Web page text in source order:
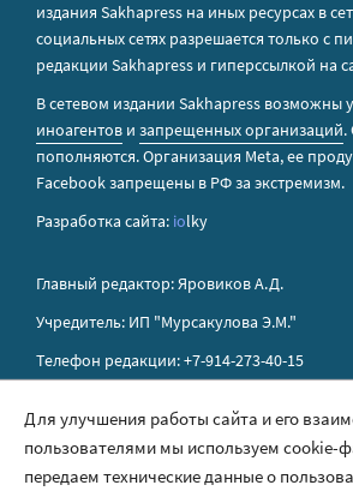
издания Sakhapress на иных ресурсах в
социальных сетях разрешается только с
редакции Sakhapress и гиперссылкой на
В сетевом издании Sakhapress возможны
иноагентов и запрещенных организаций.
пополняются. Организация Metа, ее
Facebook запрещены в РФ за экстремизм.
Разработка сайта: iolky
Главный редактор: Яровиков А.Д.
Учредитель: ИП "Мурсакулова Э.М."
Телефон редакции: +7-914-273-40-15
Правила сайта
Для улучшения работы сайта и его
пользователями мы используем cookie-
передаем технические данные о